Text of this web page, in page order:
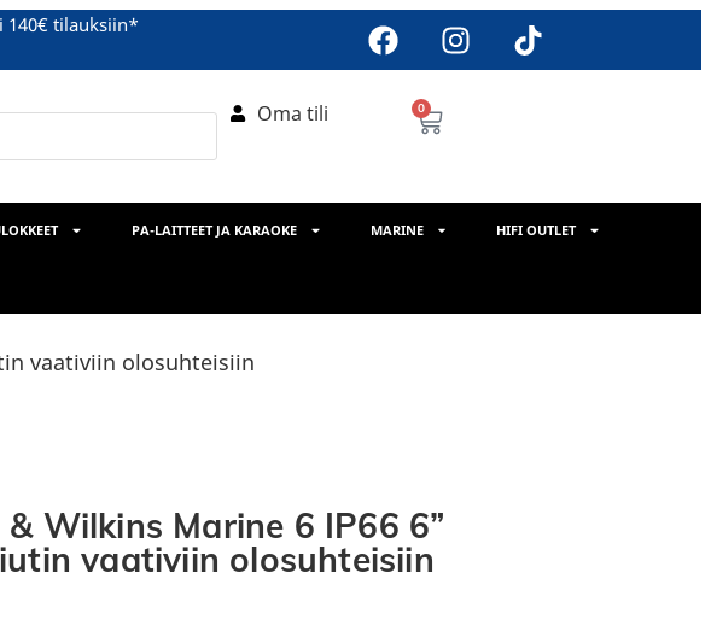
140€ tilauksiin*
Oma tili 0
PA-LAITTEET JA KARAOKE MARINE HIFI OUTLET
vaativiin olosuhteisiin
Wilkins Marine 6 IP66 6”
vaativiin olosuhteisiin